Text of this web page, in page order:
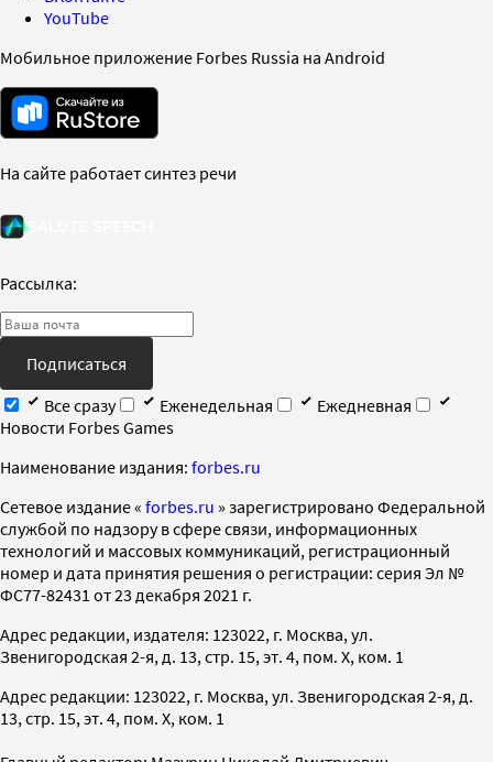
YouTube
Мобильное приложение Forbes Russia на Android
На сайте работает синтез речи
Рассылка:
Подписаться
Все сразу
Еженедельная
Ежедневная
Новости Forbes Games
Наименование издания: forbes.ru
Cетевое издание « forbes.ru » зарегистрировано Федеральной
службой по надзору в сфере связи, информационных
технологий и массовых коммуникаций, регистрационный
номер и дата принятия решения о регистрации: серия Эл №
ФС77-82431 от 23 декабря 2021 г.
Адрес редакции, издателя: 123022, г. Москва, ул.
Звенигородская 2-я, д. 13, стр. 15, эт. 4, пом. X, ком. 1
Адрес редакции: 123022, г. Москва, ул. Звенигородская 2-я, д.
13, стр. 15, эт. 4, пом. X, ком. 1